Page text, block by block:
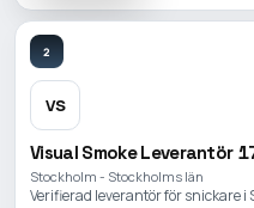
2
VS
Visual Smoke Leverantör
Stockholm - Stockholms län
Verifierad leverantör för snickare i